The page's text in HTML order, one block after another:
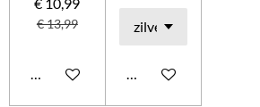
€ 10,99
€ 13,99
In winkelwagenIn winkelwagen